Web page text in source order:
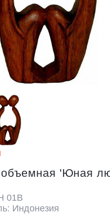
объемная 'Юная
01B
Индонезия